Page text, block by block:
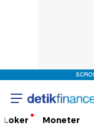
Loker Moneter